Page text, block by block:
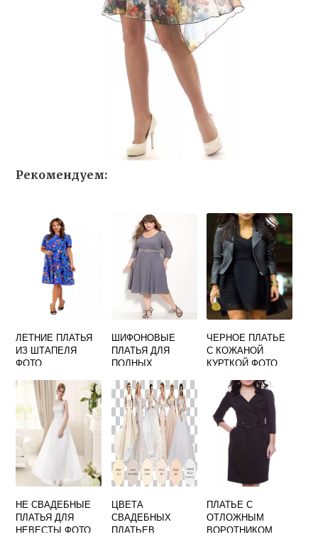
Рекомендуем:
ЛЕТНИЕ ПЛАТЬЯ
ИЗ ШТАПЕЛЯ
ФОТО
ШИФОНОВЫЕ
ПЛАТЬЯ ДЛЯ
ПОЛНЫХ
ЧЕРНОЕ ПЛАТЬЕ
С КОЖАНОЙ
КУРТКОЙ ФОТО
НЕ СВАДЕБНЫЕ
ПЛАТЬЯ ДЛЯ
НЕВЕСТЫ ФОТО
ЦВЕТА
СВАДЕБНЫХ
ПЛАТЬЕВ
ПЛАТЬЕ С
ОТЛОЖНЫМ
ВОРОТНИКОМ